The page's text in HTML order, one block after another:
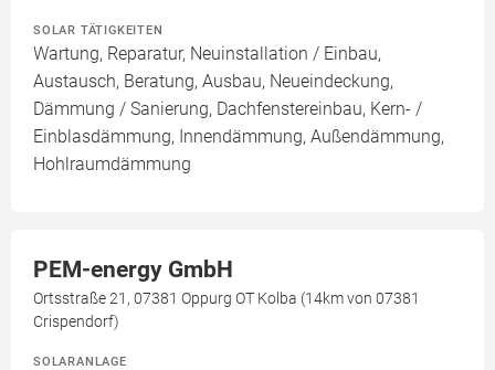
SOLAR TÄTIGKEITEN
Wartung, Reparatur, Neuinstallation / Einbau,
Austausch, Beratung, Ausbau, Neueindeckung,
Dämmung / Sanierung, Dachfenstereinbau, Kern- /
Einblasdämmung, Innendämmung, Außendämmung,
Hohlraumdämmung
PEM-energy GmbH
Ortsstraße 21, 07381 Oppurg OT Kolba (14km von 07381
Crispendorf)
SOLARANLAGE